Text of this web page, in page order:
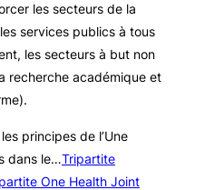
les secteurs de la
services publics à tous
les secteurs à but non
recherche académique et
principes de l’Une
dans le…Tripartite
One Health Joint